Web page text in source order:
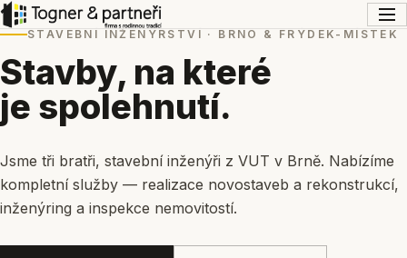
STAVEBNÍ INŽENÝRSTVÍ · BRNO & FRÝDEK-MÍSTEK
Stavby, na které
je spolehnutí.
Jsme tři bratři, stavební inženýři z VUT v Brně. Nabízíme
kompletní služby — realizace novostaveb a rekonstrukcí,
inženýring a inspekce nemovitostí.